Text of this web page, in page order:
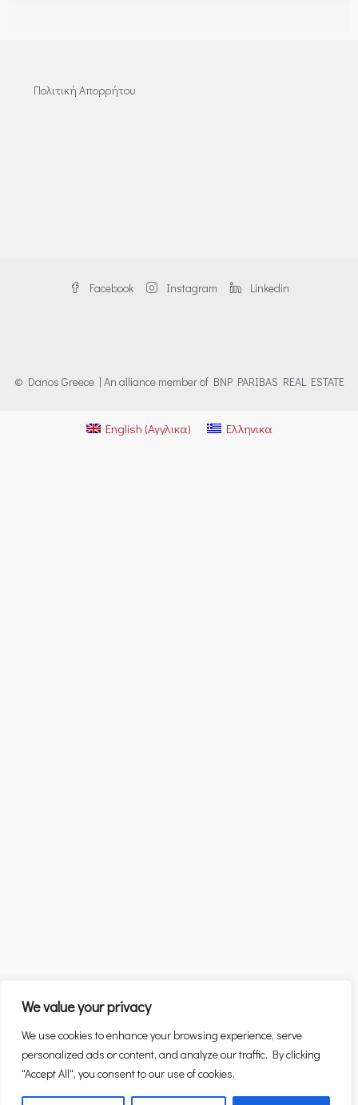
We value your privacy
We use cookies to enhance your browsing experience, serve
personalized ads or content, and analyze our traffic. By clicking
"Accept All", you consent to our use of cookies.
Πολιτική Απορρήτου
Facebook Instagram Linkedin
© Danos Greece | An alliance member of BNP PARIBAS REAL ESTATE
English (Αγγλικα) Ελληνικα